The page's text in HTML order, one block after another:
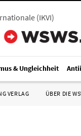
(IKVI)
& Ungleichheit
VERLAG ÜBER DIE